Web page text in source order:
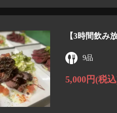
【3時間飲み
9品
5,000円(税